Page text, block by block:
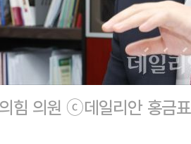
힘 의원 ⓒ데일리안 홍금